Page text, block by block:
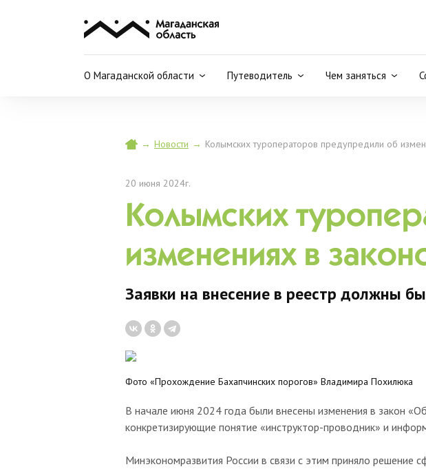
О Магаданской области Путеводитель Чем заняться
→ Новости → Колымских туроператоров предупредили об
20 июня 2024г.
Колымских
изменениях в
Заявки на внесение в реестр должны
Фото «Прохождение Бахапчинских порогов» Владимира Похилюка
В начале июня 2024 года были внесены изменения в закон
конкретизирующие понятие «инструктор-проводник» и
Минэкономразвития России в связи с этим приняло решение